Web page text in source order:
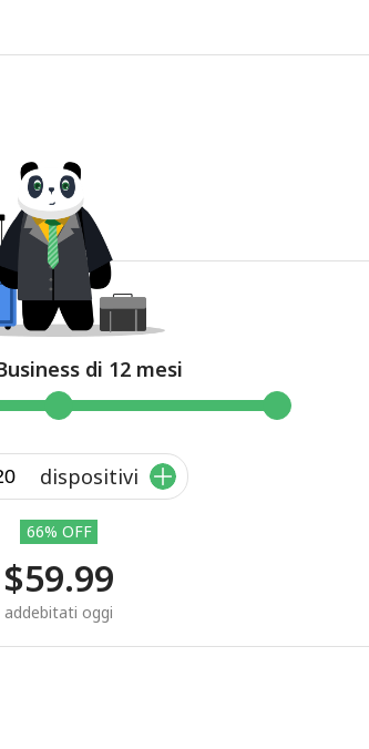
di 12 mesi
dispositivi
66% OFF
$59.99
addebitati oggi